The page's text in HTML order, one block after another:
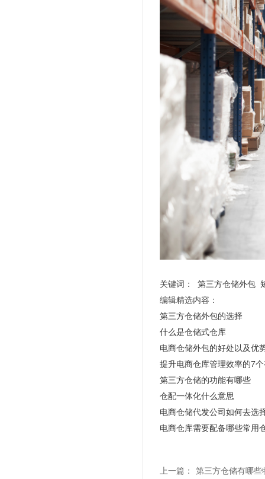
关键词： 第三方仓储外包
编辑精选内容：
第三方仓储外包的选择
什么是仓储式仓库
电商仓储外包的好处以及优
提升电商仓库管理效率的7
第三方仓储的功能有哪些
仓配一体化什么意思
电商仓储代发公司如何去选
电商仓库需要配备哪些常用
上一篇：
第三方仓储有哪些